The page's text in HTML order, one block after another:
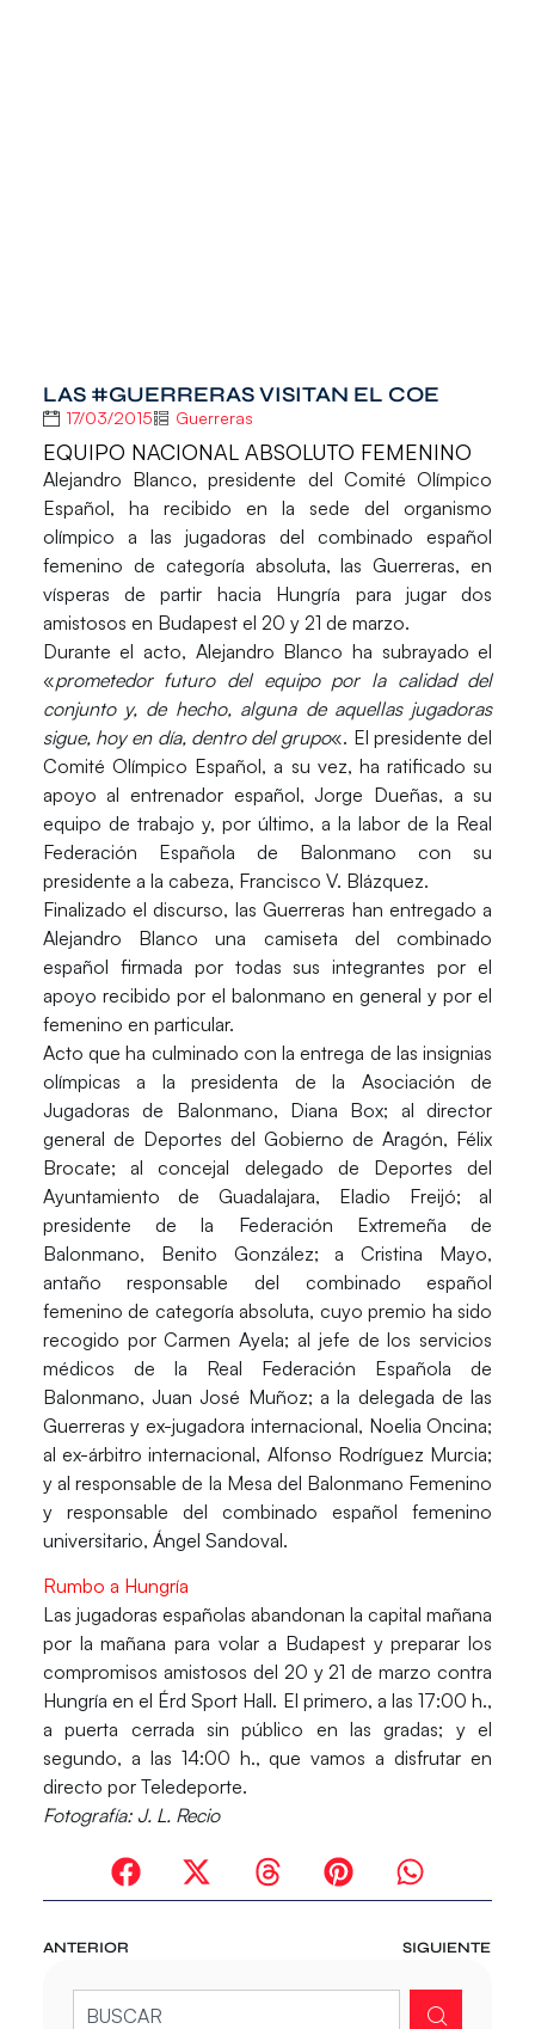
LAS #GUERRERAS VISITAN EL COE
17/03/2015 Guerreras
EQUIPO NACIONAL ABSOLUTO FEMENINO
Alejandro Blanco, presidente del Comité Olímpico
Español, ha recibido en la sede del organismo
olímpico a las jugadoras del combinado español
femenino de categoría absoluta, las Guerreras, en
vísperas de partir hacia Hungría para jugar dos
amistosos en Budapest el 20 y 21 de marzo.
Durante el acto, Alejandro Blanco ha subrayado el
«prometedor futuro del equipo por la calidad del
conjunto y, de hecho, alguna de aquellas jugadoras
sigue, hoy en día, dentro del grupo«. El presidente del
Comité Olímpico Español, a su vez, ha ratificado su
apoyo al entrenador español,Jorge Dueñas, a su
equipo de trabajo y, por último, a la labor de la Real
Federación Española de Balonmano con su
presidente a la cabeza, Francisco V. Blázquez.
Finalizado el discurso, las Guerreras han entregado a
Alejandro Blanco una camiseta del combinado
español firmada por todas sus integrantes por el
apoyo recibido por el balonmano en general y por el
femenino en particular.
Acto que ha culminado con la entrega de las insignias
olímpicas a la presidenta de la Asociación de
Jugadoras de Balonmano, Diana Box; al director
general de Deportes del Gobierno de Aragón, Félix
Brocate; al concejal delegado de Deportes del
Ayuntamiento de Guadalajara, Eladio Freijó; al
presidente de la Federación Extremeña de
Balonmano, Benito González; aCristina Mayo,
antaño responsable del combinado español
femenino de categoría absoluta, cuyo premio ha sido
recogido porCarmen Ayela; al jefe de los servicios
médicos de la Real Federación Española de
Balonmano,Juan José Muñoz; a la delegada de las
Guerreras y ex-jugadora internacional, Noelia Oncina;
al ex-árbitro internacional, Alfonso Rodríguez Murcia;
y al responsable de la Mesa del Balonmano Femenino
y responsable del combinado español femenino
universitario, Ángel Sandoval.
Rumbo a Hungría
Las jugadoras españolas abandonan la capital mañana
por la mañana para volar a Budapest y preparar los
compromisos amistosos del 20 y 21 de marzo contra
Hungría en el Érd Sport Hall. El primero, a las 17:00 h.,
a puerta cerrada sin público en las gradas; y el
segundo, a las 14:00 h., quevamos a disfrutar en
directo por Teledeporte.
Fotografía: J. L. Recio
ANTERIOR SIGUIENTE